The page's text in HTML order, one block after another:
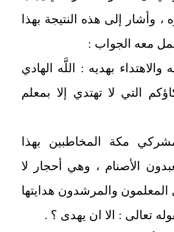
، وأشار إلى هذه النتيجة بهذا
معه الجواب :
والاهتداء بهديه : اللَّه الهادي
التي لا تهتدي إلا بمعلم
مكة المخاطبين بهذا
الأصنام ، وهي أحجار لا
والمرشدون هدايتها
تعالى : الا ان يهدى ؟ .